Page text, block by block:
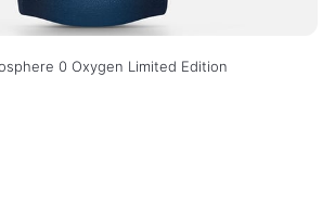
0 Oxygen Limited Edition